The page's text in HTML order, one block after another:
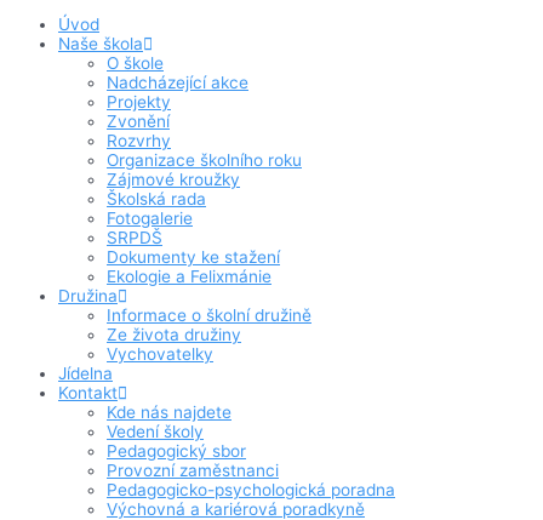
Úvod
Naše škola
O škole
Nadcházející akce
Projekty
Zvonění
Rozvrhy
Organizace školního roku
Zájmové kroužky
Školská rada
Fotogalerie
SRPDŠ
Dokumenty ke stažení
Ekologie a Felixmánie
Družina
Informace o školní družině
Ze života družiny
Vychovatelky
Jídelna
Kontakt
Kde nás najdete
Vedení školy
Pedagogický sbor
Provozní zaměstnanci
Pedagogicko-psychologická poradna
Výchovná a kariérová poradkyně